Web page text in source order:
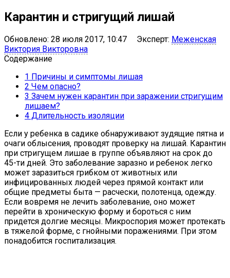
Карантин и стригущий лишай
Обновлено: 28 июля 2017, 10:47 Эксперт: Меженская
Виктория Викторовна
Содержание
1 Причины и симптомы лишая
2 Чем опасно?
3 Зачем нужен карантин при заражении стригущим
лишаем?
4 Длительность изоляции
Если у ребенка в садике обнаруживают зудящие пятна и
очаги облысения, проводят проверку на лишай. Карантин
при стригущем лишае в группе объявляют на срок до
45-ти дней. Это заболевание заразно и ребенок легко
может заразиться грибком от животных или
инфицированных людей через прямой контакт или
общие предметы быта — расчески, полотенца, одежду.
Если вовремя не лечить заболевание, оно может
перейти в хроническую форму и бороться с ним
придется долгие месяцы. Микроспория может протекать
в тяжелой форме, с гнойными поражениями. При этом
понадобится госпитализация.